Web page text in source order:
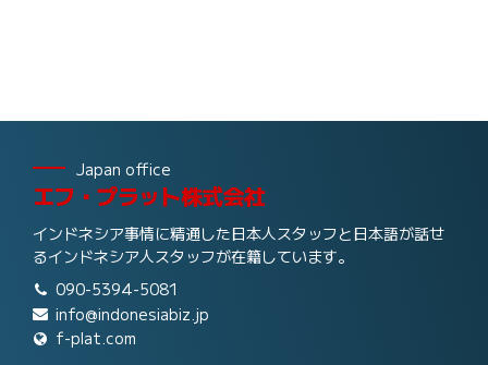
Japan office
エフ・プラット株式会社
インドネシア事情に精通した日本人スタッフと日本語が話せ
るインドネシア人スタッフが在籍しています。
090-5394-5081
info@indonesiabiz.jp
f-plat.com